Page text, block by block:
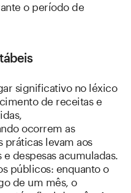
o período de
significativo no léxico
de receitas e
ocorrem as
práticas levam aos
despesas acumuladas.
públicos: enquanto o
de um mês, o